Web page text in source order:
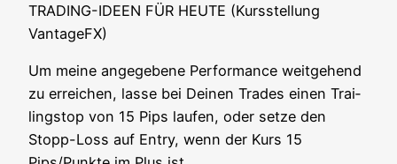
TRADING-IDEEN FÜR HEUTE (Kurs­stel­lung
VantageFX)
Um mei­ne ange­ge­be­ne Per­for­mance weit­ge­hend
zu errei­chen, las­se bei Dei­nen Trades einen Trai­
lings­top von 15 Pips lau­fen, oder set­ze den
Stopp-Loss auf Ent­ry, wenn der Kurs 15